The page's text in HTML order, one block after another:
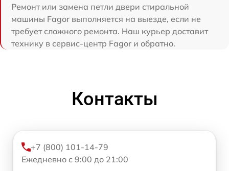
Ремонт или замена петли двери стиральной
машины Fagor выполняется на выезде, если не
требует сложного ремонта. Наш курьер доставит
технику в сервис-центр Fagor и обратно.
Контакты
+7 (800) 101-14-79
Ежедневно с 9:00 до 21:00